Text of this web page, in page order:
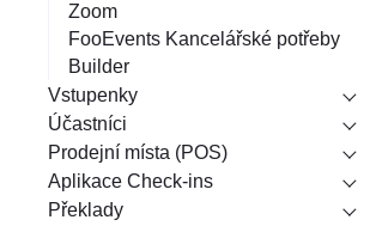
Zoom
FooEvents Kancelářské potřeby
Builder
Vstupenky
Účastníci
Prodejní místa (POS)
Aplikace Check-ins
Překlady